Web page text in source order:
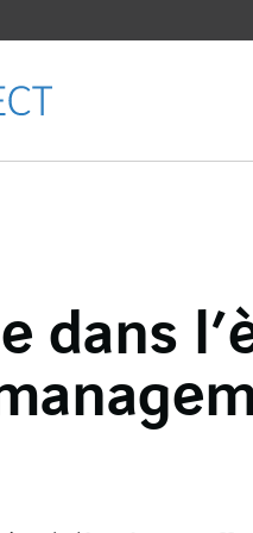
dans